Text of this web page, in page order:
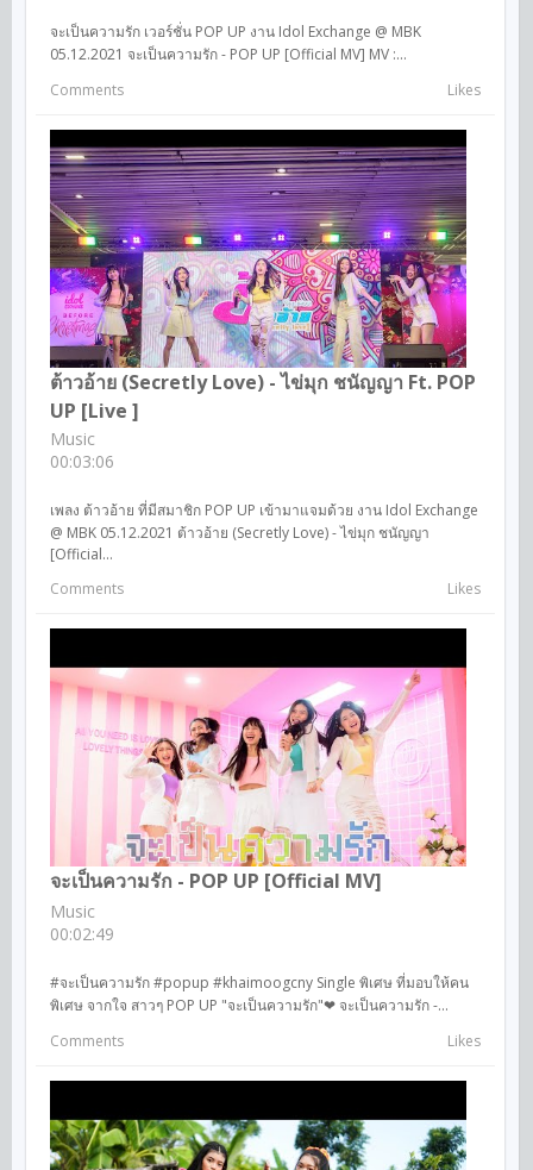
จะเป็นความรัก เวอร์ชั่น POP UP งาน Idol Exchange @ MBK
05.12.2021 จะเป็นความรัก - POP UP [Official MV] MV :...
Comments
Likes
ต้าวอ้าย (Secretly Love) - ไข่มุก ชนัญญา Ft. POP
UP [Live ]
Music
00:03:06
เพลง ต้าวอ้าย ที่มีสมาชิก POP UP เข้ามาแจมด้วย งาน Idol Exchange
@ MBK 05.12.2021 ต้าวอ้าย (Secretly Love) - ไข่มุก ชนัญญา
[Official...
Comments
Likes
จะเป็นความรัก - POP UP [Official MV]
Music
00:02:49
#จะเป็นความรัก #popup #khaimoogcny Single พิเศษ ที่มอบให้คน
พิเศษ จากใจ สาวๆ POP UP "จะเป็นความรัก"❤ จะเป็นความรัก -...
Comments
Likes